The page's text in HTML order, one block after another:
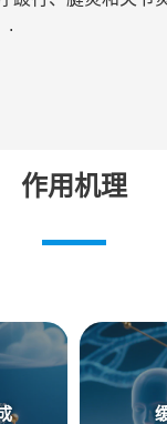
.
作用机理